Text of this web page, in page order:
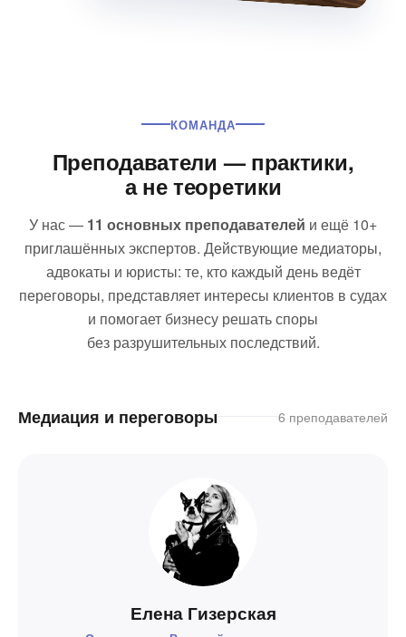
КОМАНДА
Преподаватели — практики,
а не теоретики
У нас — 11 основных преподавателей и ещё 10+
приглашённых экспертов. Действующие медиаторы,
адвокаты и юристы: те, кто каждый день ведёт
переговоры, представляет интересы клиентов в судах
и помогает бизнесу решать споры
без разрушительных последствий.
Медиация и переговоры 6 преподавателей
Елена Гизерская